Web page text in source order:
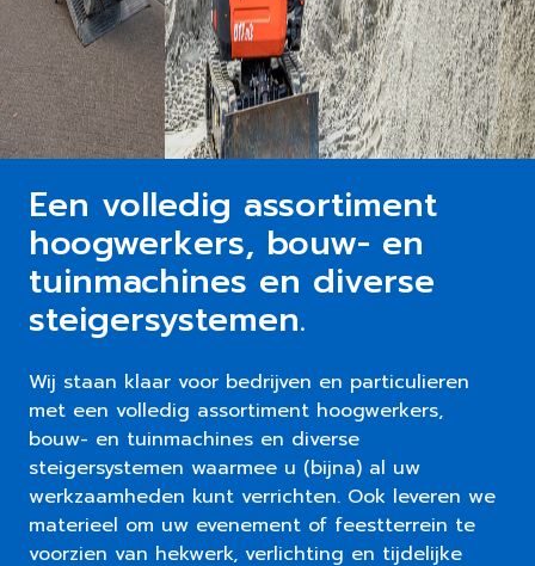
Een volledig assortiment
hoogwerkers, bouw- en
tuinmachines en diverse
steigersystemen.
Wij staan klaar voor bedrijven en particulieren
met een volledig assortiment hoogwerkers,
bouw- en tuinmachines en diverse
steigersystemen waarmee u (bijna) al uw
werkzaamheden kunt verrichten. Ook leveren we
materieel om uw evenement of feestterrein te
voorzien van hekwerk, verlichting en tijdelijke